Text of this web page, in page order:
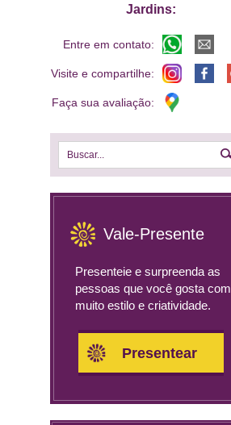
Jardins:
Entre em contato:
Visite e compartilhe:
Faça sua avaliação:
Buscar...
Vale-Presente
Presenteie e surpreenda as
pessoas que você gosta com
muito estilo e criatividade.
Presentear